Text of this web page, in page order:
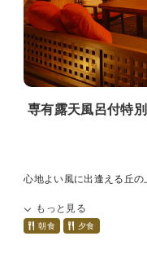
専有露天風呂付特
心地よい風に出逢える丘
「別邸 蒼空【天空】」。
もっと見る
朝食 夕食